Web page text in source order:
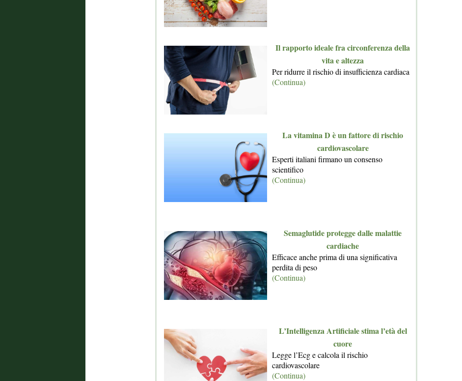
Il rapporto ideale fra circonferenza della
vita e altezza
Per ridurre il rischio di insufficienza cardiaca
(Continua)
La vitamina D è un fattore di rischio
cardiovascolare
Esperti italiani firmano un consenso
scientifico
(Continua)
Semaglutide protegge dalle malattie
cardiache
Efficace anche prima di una significativa
perdita di peso
(Continua)
L’Intelligenza Artificiale stima l’età del
cuore
Legge l’Ecg e calcola il rischio
cardiovascolare
(Continua)